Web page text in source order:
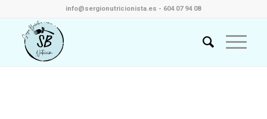
info@sergionutricionista.es - 604 07 94 08